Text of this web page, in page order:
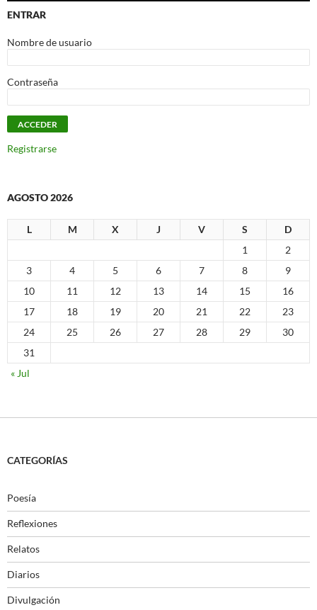
ENTRAR
Nombre de usuario
Contraseña
Registrarse
AGOSTO 2026
L M X J V S
D
1
2
3
4 5 6 7 8
9
10
11 12 13 14 15
16
17
18 19 20 21 22
23
24
25 26 27 28 29
30
31
« Jul
CATEGORÍAS
Poesía
Reflexiones
Relatos
Diarios
Divulgación